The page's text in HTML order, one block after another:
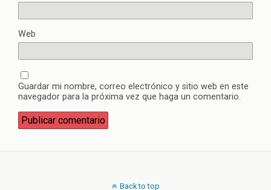
Web
Guardar mi nombre, correo electrónico y sitio web en este
navegador para la próxima vez que haga un comentario.
Back to top